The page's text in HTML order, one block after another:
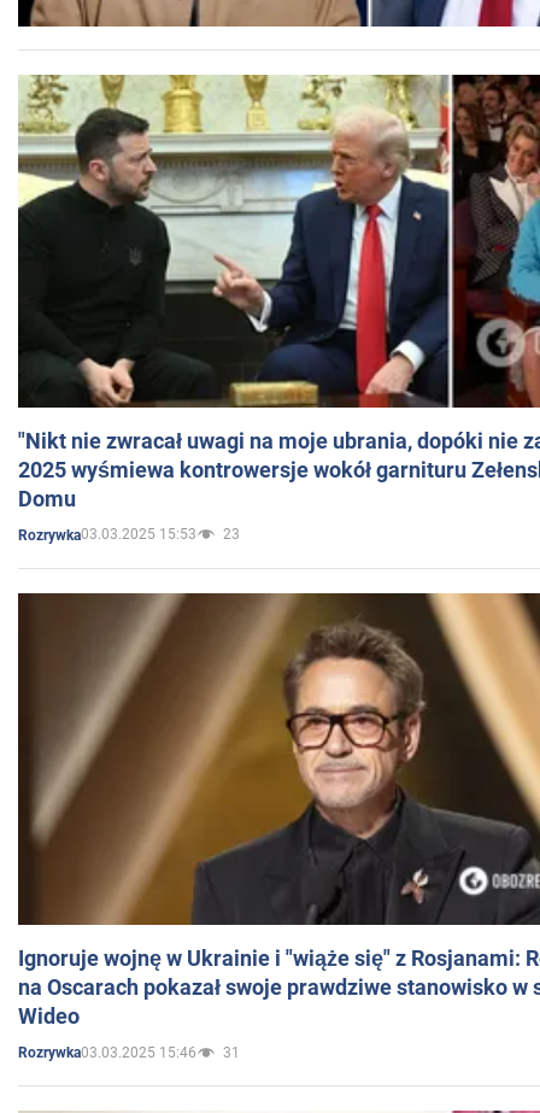
"Nikt nie zwracał uwagi na moje ubrania, dopóki nie
2025 wyśmiewa kontrowersje wokół garnituru
Domu
Rozrywka03.03.2025 15:53 23
Ignoruje wojnę w Ukrainie i "wiąże się" z Rosjanami:
na Oscarach pokazał swoje prawdziwe stanowisko w
Wideo
Rozrywka03.03.2025 15:46 31